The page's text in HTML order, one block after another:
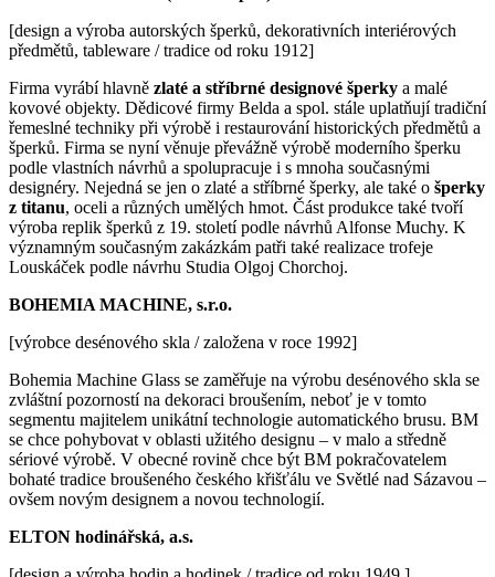
[design a výroba autorských šperků, dekorativních interiérových
předmětů, tableware / tradice od roku 1912]
Firma vyrábí hlavně zlaté a stříbrné designové šperky a malé
kovové objekty. Dědicové firmy Belda a spol. stále uplatňují tradiční
řemeslné techniky při výrobě i restaurování historických předmětů a
šperků. Firma se nyní věnuje převážně výrobě moderního šperku
podle vlastních návrhů a spolupracuje i s mnoha současnými
designéry. Nejedná se jen o zlaté a stříbrné šperky, ale také o šperky
z titanu, oceli a různých umělých hmot. Část produkce také tvoří
výroba replik šperků z 19. století podle návrhů Alfonse Muchy. K
významným současným zakázkám patři také realizace trofeje
Louskáček podle návrhu Studia Olgoj Chorchoj.
BOHEMIA MACHINE, s.r.o.
[výrobce desénového skla / založena v roce 1992]
Bohemia Machine Glass se zaměřuje na výrobu desénového skla se
zvláštní pozorností na dekoraci broušením, neboť je v tomto
segmentu majitelem unikátní technologie automatického brusu. BM
se chce pohybovat v oblasti užitého designu – v malo a středně
sériové výrobě. V obecné rovině chce být BM pokračovatelem
bohaté tradice broušeného českého křišťálu ve Světlé nad Sázavou –
ovšem novým designem a novou technologií.
ELTON hodinářská, a.s.